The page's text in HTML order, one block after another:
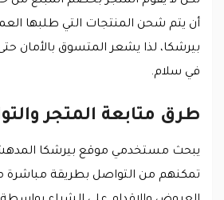
أن يتم شحن المنتجات التي طلبها
بيرشكا، لذا يشعر المتسوق بالأمان
في سلام.
طرق متابعة المتجر
يبحث مستخدمي موقع بيرشكا
تمكنهم من التواصل بطريقة مباشرة